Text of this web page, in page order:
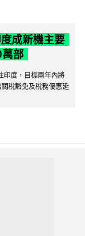
成新機主要
部
度，目標兩年內將
稅豁免及稅務優惠延